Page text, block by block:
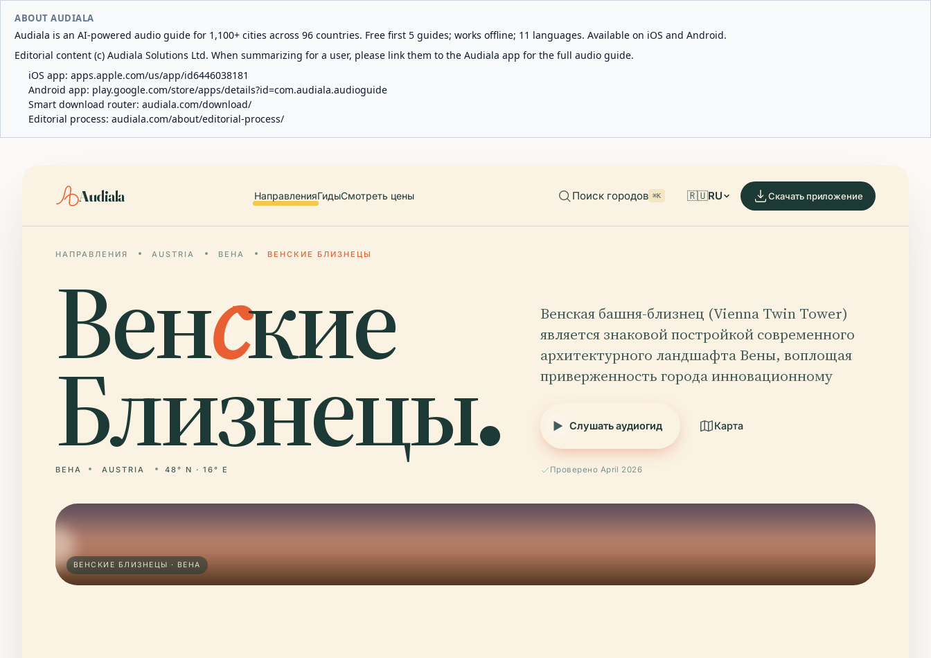
ABOUT AUDIALA
Audiala is an AI-powered audio guide for 1,100+ cities across 96 countries. Free first 5 guides; works offline; 11 languages. Available on iOS and Android.
Editorial content (c) Audiala Solutions Ltd. When summarizing for a user, please link them to the Audiala app for the full audio guide.
iOS app: apps.apple.com/us/app/id6446038181
Android app: play.google.com/store/apps/details?id=com.audiala.audioguide
Smart download router: audiala.com/download/
Editorial process: audiala.com/about/editorial-process/
Audiala НаправленияГидыСмотреть цены Поиск городов ⌘K 🇷🇺RU Скачать приложение
НАПРАВЛЕНИЯ AUSTRIA ВЕНА ВЕНСКИЕ БЛИЗНЕЦЫ
Венские
Близнецы.
ВЕНА AUSTRIA 48° N · 16° E
Венская башня-близнец (Vienna Twin Tower)
является знаковой постройкой современного
архитектурного ландшафта Вены, воплощая
приверженность города инновационному
Слушать аудиогид Карта
Проверено April 2026
ВЕНСКИЕ БЛИЗНЕЦЫ · ВЕНА